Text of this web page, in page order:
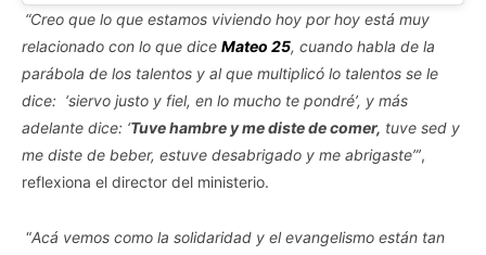
“Creo que lo que estamos viviendo hoy por hoy está muy
relacionado con lo que dice Mateo 25, cuando habla de la
parábola de los talentos y al que multiplicó lo talentos se le
dice: ‘siervo justo y fiel, en lo mucho te pondré’, y más
adelante dice: ‘Tuve hambre y me diste de comer, tuve sed y
me diste de beber, estuve desabrigado y me abrigaste”’,
reflexiona el director del ministerio.
“Acá vemos como la solidaridad y el evangelismo están tan